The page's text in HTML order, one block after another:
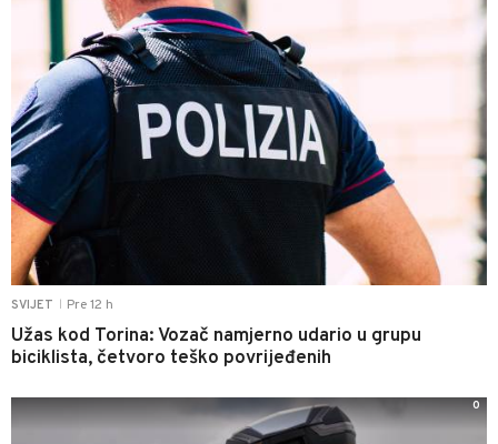
SVIJET Pre 12 h
Užas kod Torina: Vozač namjerno udario u grupu
biciklista, četvoro teško povrijeđenih
0